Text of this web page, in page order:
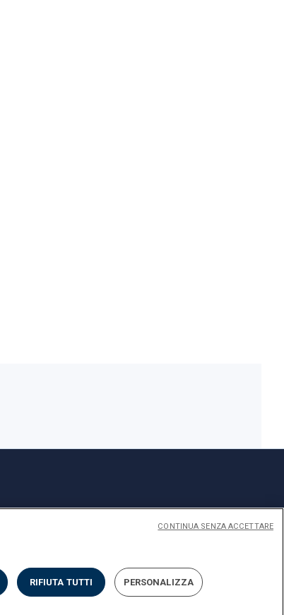
RIFIUTA TUTTI PERSONALIZZA
CONTINUA SENZA ACCETTARE